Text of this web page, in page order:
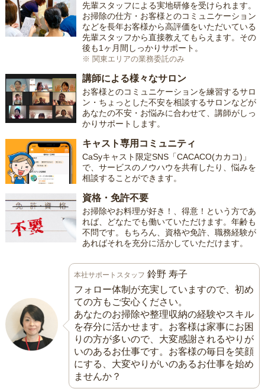
先輩スタッフによる実地研修を受けられます。
お掃除の仕方・お客様とのコミュニケーション
などを長年お客様から高評価をいただいている
先輩スタッフから直接教えてもらえます。その
後も1ヶ月間しっかりサポート。
※ 関東エリアの業務委託のみ
講師による様々なサロン
お客様とのコミュニケーションを練習するサロ
ン・ちょっとした不安を相談するサロンなどが
あなたの不安・お悩みに合わせて、講師がしっ
かりサポートします。
キャスト専用コミュニティ
CaSyキャスト限定SNS「CACACO(カカコ)」
で、サービスのノウハウを共有したり、悩みを
相談することができます。
資格・免許不要
お掃除やお料理が好き！、得意！という方であ
れば、どなたでも働いていただけます。年齢も
不問です。もちろん、資格や免許、職務経験が
あればそれを充分に活かしていただけます。
本社サポートスタッフ 鈴野 寿子
フォロー体制が充実していますので、初め
ての方もご安心ください。
あなたのお掃除や整理収納の経験やスキル
を存分に活かせます。お客様は家事にお困
りの方が多いので、大変感謝されるやりが
いのあるお仕事です。お客様の毎日を笑顔
にする、大変やりがいのあるお仕事を始め
ませんか？